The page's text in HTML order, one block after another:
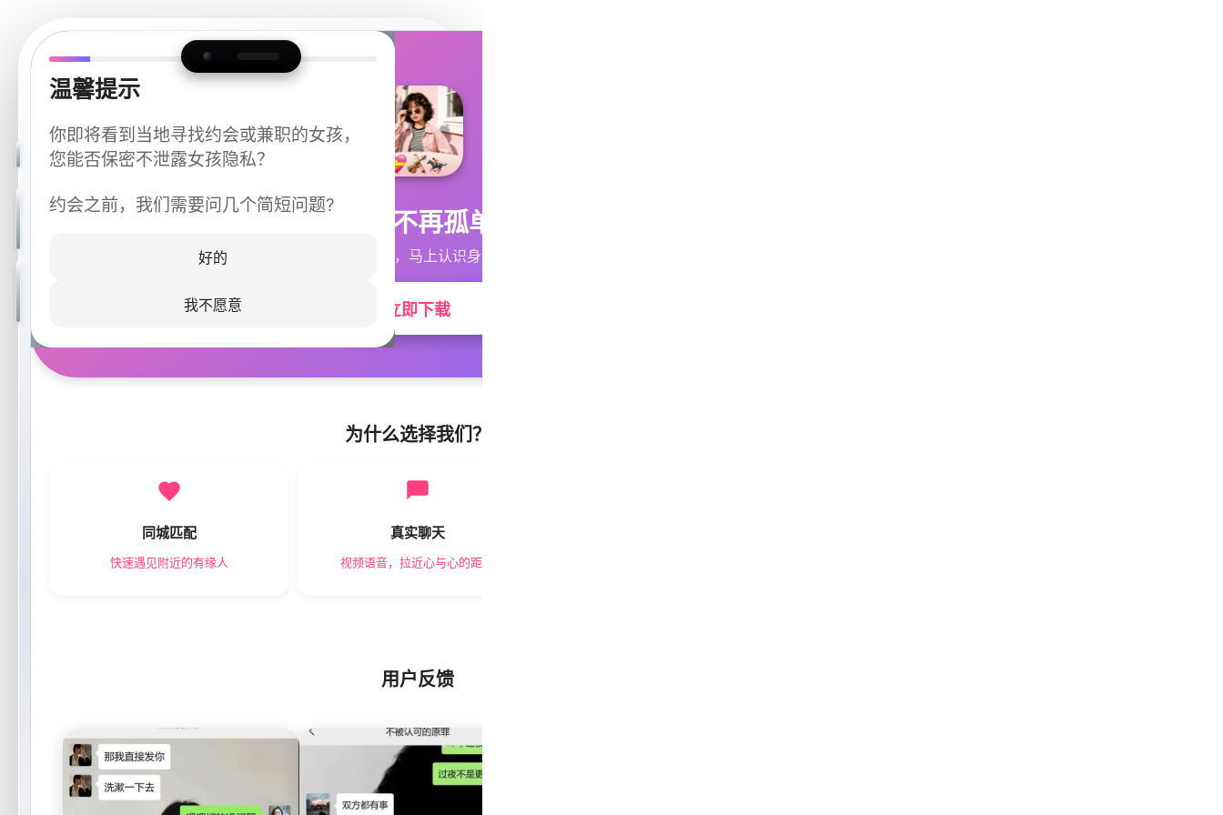
温馨提示
你即将看到当地寻找约会或兼职的女孩，
您能否保密不泄露女孩隐私？
约会之前，我们需要问几个简短问题?
好的
我不愿意
今晚不再孤单
同城快速匹配，马上认识身边的TA
立即下载
为什么选择我们？
同城匹配
快速遇见附近的有缘人
真实聊天
视频语音，拉近心与心的距离
用户反馈